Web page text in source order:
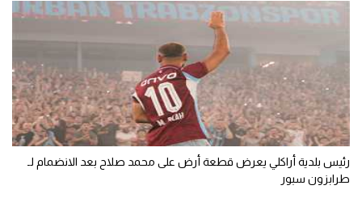
رئيس بلدية أراكلي يعرض قطعة أرض على محمد صلاح بعد الانضمام لـ
طرابزون سبور